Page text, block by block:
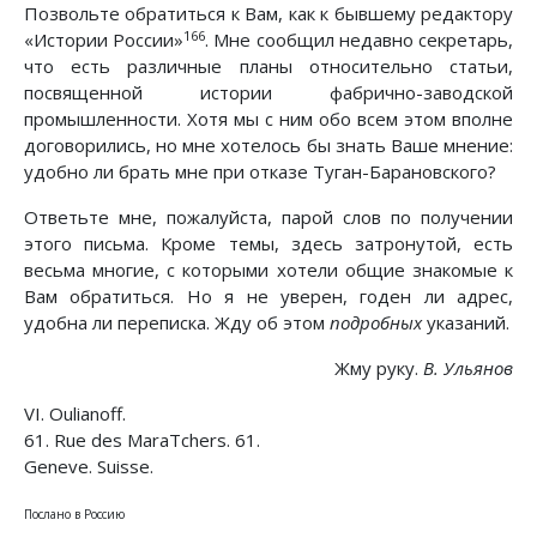
Позвольте обратиться к Вам, как к бывшему редактору
«Истории России»166. Мне сообщил недавно секретарь,
что есть различные планы относительно статьи,
посвященной истории фабрично-заводской
промышленности. Хотя мы с ним обо всем этом вполне
договорились, но мне хотелось бы знать Ваше мнение:
удобно ли брать мне при отказе Туган-Барановского?
Ответьте мне, пожалуйста, парой слов по получении
этого письма. Кроме темы, здесь затронутой, есть
весьма многие, с которыми хотели общие знакомые к
Вам обратиться. Но я не уверен, годен ли адрес,
удобна ли переписка. Жду об этом подробныхуказаний.
Жму руку. В. Ульянов
VI. Oulianoff.
61. Rue des MaraTchers. 61.
Geneve. Suisse.
Послано в Россию